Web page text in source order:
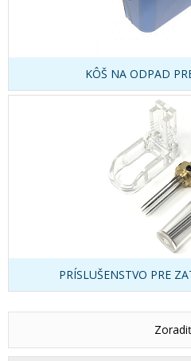
KÔŠ NA ODPAD
PRÍSLUŠENSTVO PRE